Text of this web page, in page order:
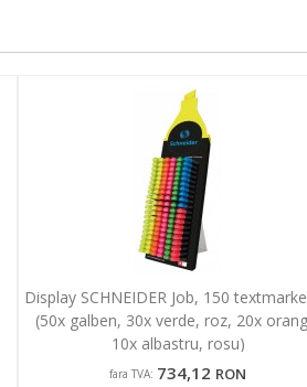
Display SCHNEIDER Job, 150
(50x galben, 30x verde, roz, 20x
10x albastru, rosu)
fara TVA: 734,12 RON